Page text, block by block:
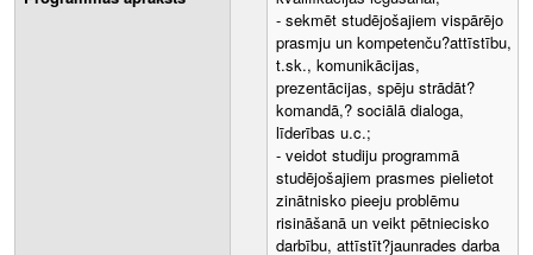
- sekmēt studējošajiem vispārējo
prasmju un kompetenču?attīstību,
t.sk., komunikācijas,
prezentācijas, spēju strādāt?
komandā,? sociālā dialoga,
līderības u.c.;
- veidot studiju programmā
studējošajiem prasmes pielietot
zinātnisko pieeju problēmu
risināšanā un veikt pētniecisko
darbību, attīstīt?jaunrades darba